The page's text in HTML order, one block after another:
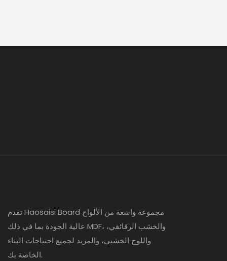
تقدم Haosaisi Board مجموعة واسعة من الألواح
عالية الجودة بما في ذلك MDF، والخشب الرقائقي،
واللوح الخشبي، والمزيد لجميع احتياجات البناء
الخاصة بك.